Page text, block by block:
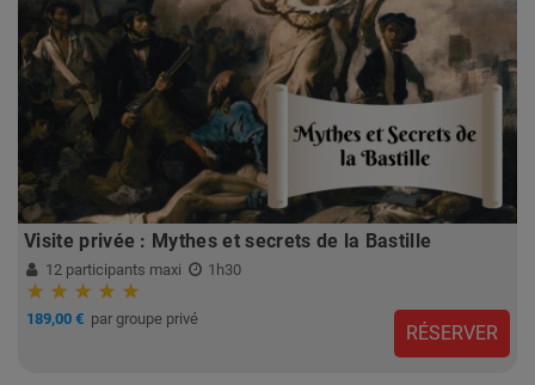
Visite privée : Mythes et secrets de la Bastille
12 participants maxi 1h30
189,00 € par groupe privé
RÉSERVER